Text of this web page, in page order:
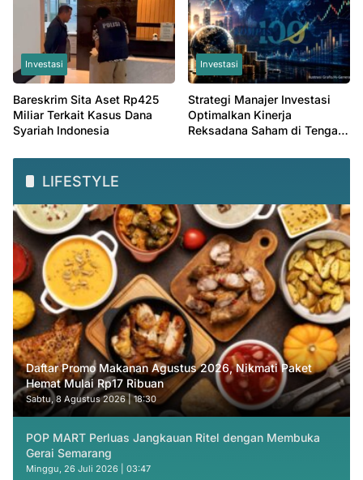
Investasi
Bareskrim Sita Aset Rp425
Miliar Terkait Kasus Dana
Syariah Indonesia
Investasi
Strategi Manajer Investasi
Optimalkan Kinerja
Reksadana Saham di Tengah
LIFESTYLE
Daftar Promo Makanan Agustus 2026, Nikmati Paket
Hemat Mulai Rp17 Ribuan
Sabtu, 8 Agustus 2026 | 18:30
POP MART Perluas Jangkauan Ritel dengan Membuka
Gerai Semarang
Minggu, 26 Juli 2026 | 03:47